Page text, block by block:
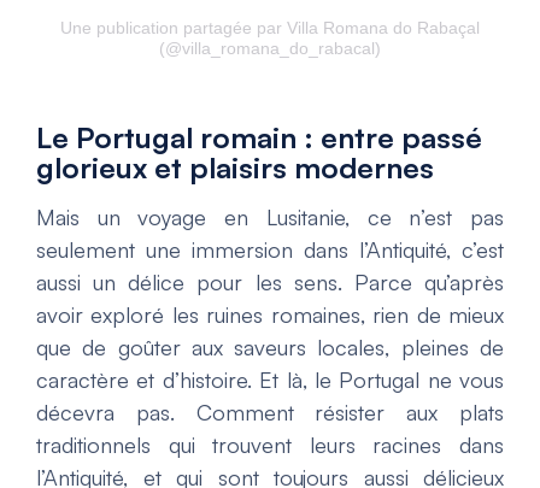
Une publication partagée par Villa Romana do Rabaçal
(@villa_romana_do_rabacal)
Le Portugal romain : entre passé
glorieux et plaisirs modernes
Mais un voyage en Lusitanie, ce n’est pas
seulement une immersion dans l’Antiquité, c’est
aussi un délice pour les sens. Parce qu’après
avoir exploré les ruines romaines, rien de mieux
que de goûter aux saveurs locales, pleines de
caractère et d’histoire. Et là, le Portugal ne vous
décevra pas. Comment résister aux plats
traditionnels qui trouvent leurs racines dans
l’Antiquité, et qui sont toujours aussi délicieux